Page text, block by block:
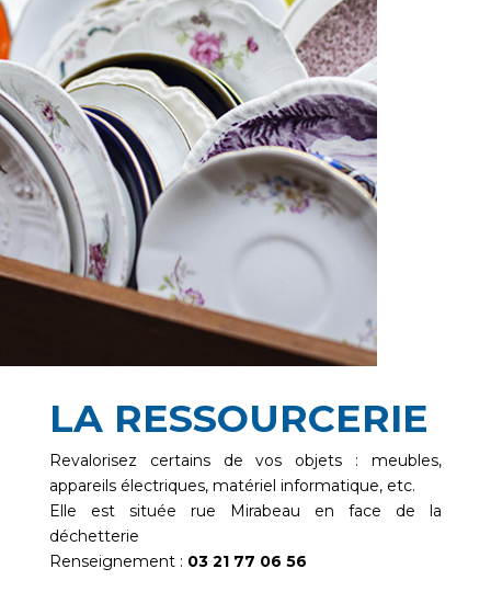
LA RESSOURCERIE
Revalorisez certains de vos objets : meubles,
appareils électriques, matériel informatique, etc.
Elle est située rue Mirabeau en face de la
déchetterie
Renseignement : 03 21 77 06 56